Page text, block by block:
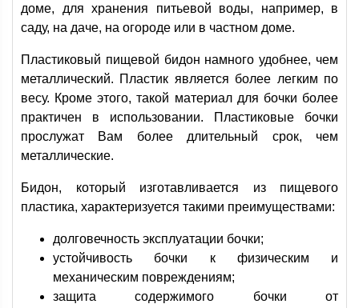
доме, для хранения питьевой воды, например, в
саду, на даче, на огороде или в частном доме.
Пластиковый пищевой бидон намного удобнее, чем
металлический. Пластик является более легким по
весу. Кроме этого, такой материал для бочки более
практичен в использовании. Пластиковые бочки
прослужат Вам более длительный срок, чем
металлические.
Бидон, который изготавливается из пищевого
пластика, характеризуется такими преимуществами:
долговечность эксплуатации бочки;
устойчивость бочки к физическим и
механическим повреждениям;
защита содержимого бочки от